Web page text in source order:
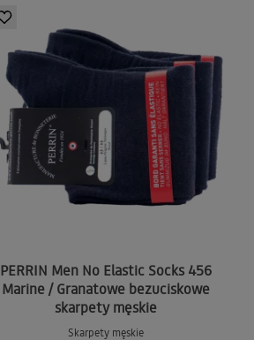
PERRIN Men No Elastic Socks 456
Marine / Granatowe bezuciskowe
skarpety męskie
Skarpety męskie